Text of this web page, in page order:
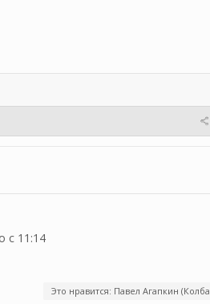
с 11:14
Это нравится: Павел Агапкин